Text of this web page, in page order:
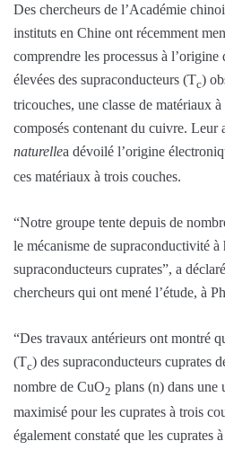
Des chercheurs de l’Académie
instituts en Chine ont récemment
comprendre les processus à l’origine
élevées des supraconducteurs (Tc)
tricouches, une classe de matériaux
composés contenant du cuivre. Leur
naturellea dévoilé l’origine
ces matériaux à trois couches.
“Notre groupe tente depuis de
le mécanisme de supraconductivité à
supraconducteurs cuprates”, a
chercheurs qui ont mené l’étude, à
“Des travaux antérieurs ont montré
(Tc) des supraconducteurs cuprates
nombre de CuO2 plans (n) dans une
maximisé pour les cuprates à trois
également constaté que les cuprates